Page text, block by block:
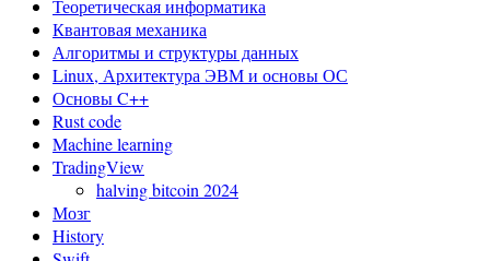
Теоретическая информатика
Квантовая механика
Алгоритмы и структуры данных
Linux, Архитектура ЭВМ и основы ОС
Основы C++
Rust code
Machine learning
TradingView
halving bitcoin 2024
Мозг
History